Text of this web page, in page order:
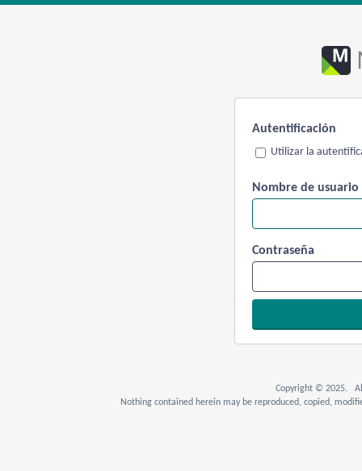
Autentificación
Utilizar la
Nombre de usuario
Contraseña
Copyright © 2025. All
Nothing contained herein may be reproduced, copied,